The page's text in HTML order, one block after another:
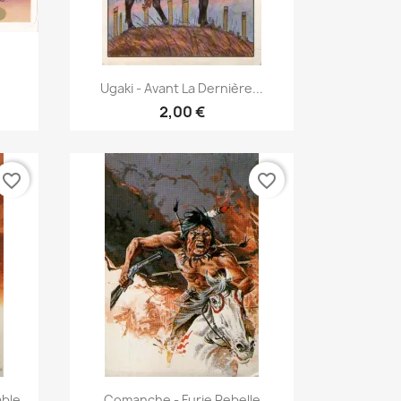
Γρήγορη προβολή
Ugaki - Avant La Dernière...
2,00 €
favorite_border
Γρήγορη προβολή
favorite_border